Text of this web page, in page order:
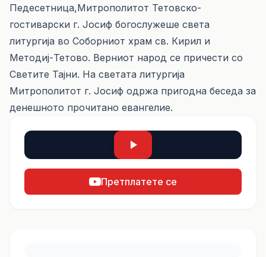
Педесетница,Митрополитот Тетовско-
гостиварски г. Јосиф богослужеше света
литургија во Соборниот храм св. Кирил и
Методиј-Тетово. Верниот народ се причести со
Светите Тајни. На светата литургија
Митрополитот г. Јосиф одржа пригодна беседа за
денешното прочитано евангелие.
Претплатете се